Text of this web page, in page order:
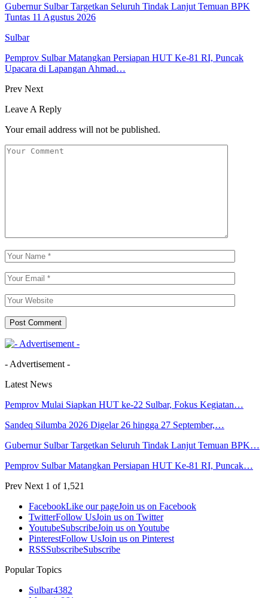
Gubernur Sulbar Targetkan Seluruh Tindak Lanjut Temuan BPK
Tuntas 11 Agustus 2026
Sulbar
Pemprov Sulbar Matangkan Persiapan HUT Ke-81 RI, Puncak
Upacara di Lapangan Ahmad…
Prev Next
Leave A Reply
Your email address will not be published.
- Advertisement -
Latest News
Pemprov Mulai Siapkan HUT ke-22 Sulbar, Fokus Kegiatan…
Sandeq Silumba 2026 Digelar 26 hingga 27 September,…
Gubernur Sulbar Targetkan Seluruh Tindak Lanjut Temuan BPK…
Pemprov Sulbar Matangkan Persiapan HUT Ke-81 RI, Puncak…
Prev Next 1 of 1,521
FacebookLike our pageJoin us on Facebook
TwitterFollow UsJoin us on Twitter
YoutubeSubscribeJoin us on Youtube
PinterestFollow UsJoin us on Pinterest
RSSSubscribeSubscribe
Popular Topics
Sulbar4382